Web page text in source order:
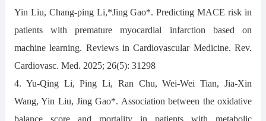
Yin Liu, Chang-ping Li,*Jing Gao*. Predicting MACE risk in
patients with premature myocardial infarction based on
machine learning. Reviews in Cardiovascular Medicine. Rev.
Cardiovasc. Med. 2025; 26(5): 31298
4. Yu-Qing Li, Ping Li, Ran Chu, Wei-Wei Tian, Jia-Xin
Wang, Yin Liu, Jing Gao*. Association between the oxidative
balance score and mortality in patients with metabolic